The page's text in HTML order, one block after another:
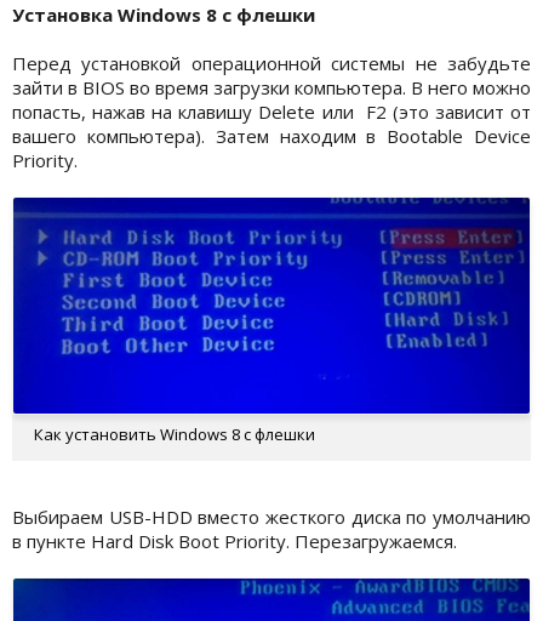
Установка Windows 8 с флешки
Перед установкой операционной системы не забудьте
зайти в BIOS во время загрузки компьютера. В него можно
попасть, нажав на клавишу Delete или F2 (это зависит от
вашего компьютера). Затем находим в Bootable Device
Priority.
Как установить Windows 8 с флешки
Выбираем USB-HDD вместо жесткого диска по умолчанию
в пункте Hard Disk Boot Priority. Перезагружаемся.